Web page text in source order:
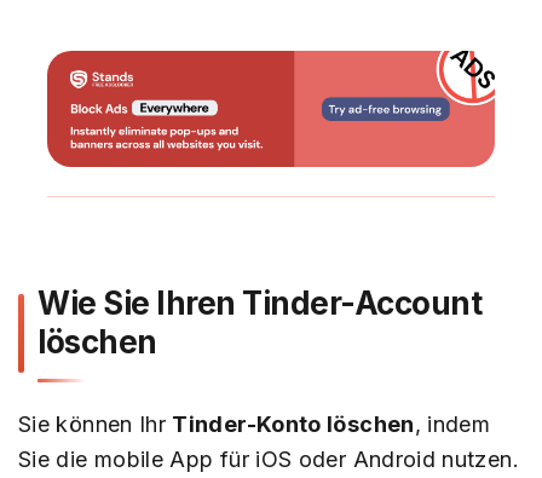
Wie Sie Ihren Tinder-Account
löschen
Sie können Ihr Tinder-Konto löschen, indem
Sie die mobile App für iOS oder Android nutzen.